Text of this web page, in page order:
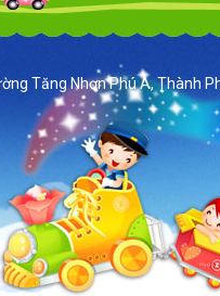
Tăng Nhơn Phú A, Thành